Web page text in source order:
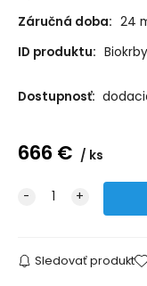
Záručná doba: 24
ID produktu:
Dostupnosť:
666 € ks
Sledovať produkt